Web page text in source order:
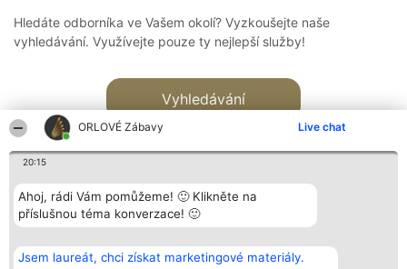
ORLOVÉ Zábavy Live chat
20:15
Ahoj, rádi Vám pomůžeme! 🙂 Klikněte na
příslušnou téma konverzace! 🙂
Jsem laureát, chci získat marketingové materiály.
Hledáte odborníka ve Vašem okolí? Vyzkoušejte naše
vyhledávání. Využívejte pouze ty nejlepší služby!
Vyhledávání
Bright Side Solutions sp. z o.
o. sp. k.
Vítězové
Seznam všech
Kontakt